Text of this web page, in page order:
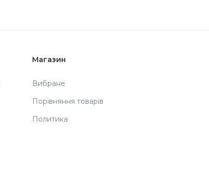
Магазин
Вибране
Порівняння товарів
Политика